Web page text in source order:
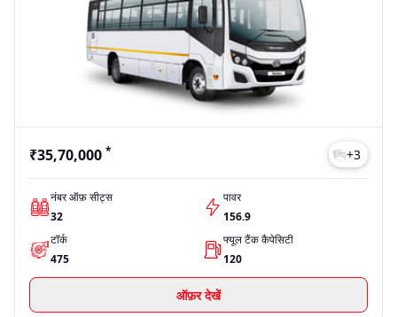
₹35,70,000 * +3
नंबर ऑफ़ सीट्स
32
पावर
156.9
टॉर्क
475
फ्यूल टैंक कैपेसिटी
120
ऑफ़र देखें